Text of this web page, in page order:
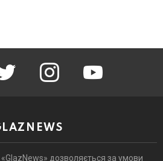
twitter instagram
дозволяється за умови